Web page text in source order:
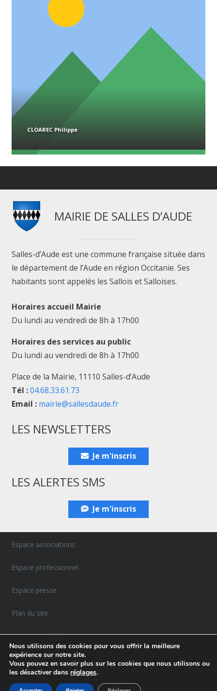
CLOAREC Philippe
MAIRIE DE SALLES D’AUDE
Salles-d’Aude est une commune française située dans
le département de l’Aude en région Occitanie. Ses
habitants sont appelés les Sallois et Salloises.
Horaires accueil Mairie
Du lundi au vendredi de 8h à 17h00
Horaires des services au public
Du lundi au vendredi de 8h à 17h00
Place de la Mairie, 11110 Salles-d’Aude
Tél :04.68.33.61.73
Email : mairie@sallesdaude.fr
LES NEWSLETTERS
Je m'inscris
LES ALERTES SMS
Je m'inscris
Espace associations
Espace professionnel
Espace presse
Plan du site
Mentions Légales
Politique de confidentialité
Nous utilisons des cookies pour vous offrir la meilleure
expérience sur notre site.
Vous pouvez en savoir plus sur les cookies que nous utilisons ou
les désactiver dans réglages.